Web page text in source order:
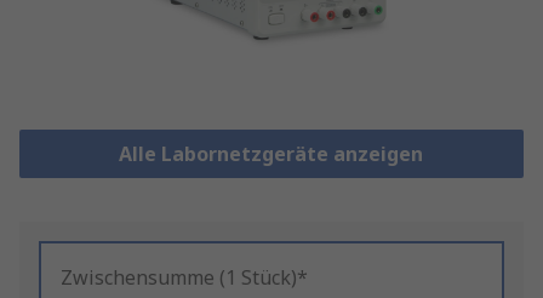
Alle Labornetzgeräte anzeigen
Zwischensumme (1 Stück)*